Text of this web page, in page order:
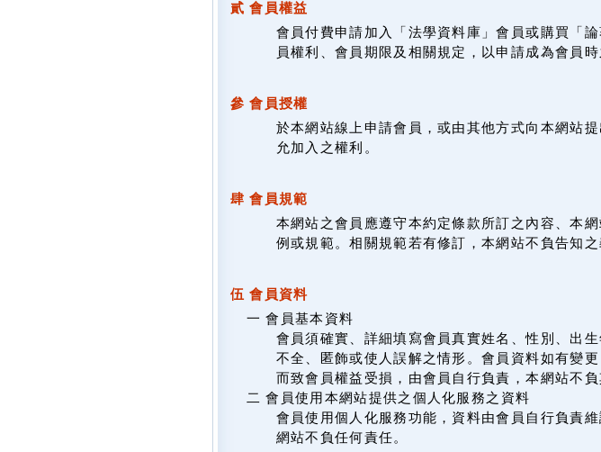
貳 會員權益
會員付費申請加入「法學資料庫」會員或購買「
員權利、會員期限及相關規定，以申請成為會員
參 會員授權
於本網站線上申請會員，或由其他方式向本網站
允加入之權利。
肆 會員規範
本網站之會員應遵守本約定條款所訂之內容、本
例或規範。相關規範若有修訂，本網站不負告知
伍 會員資料
一 會員基本資料
會員須確實、詳細填寫會員真實姓名、性別、出
不全、匿飾或使人誤解之情形。會員資料如有變
而致會員權益受損，由會員自行負責，本網站不負
二 會員使用本網站提供之個人化服務之資料
會員使用個人化服務功能，資料由會員自行負責
網站不負任何責任。